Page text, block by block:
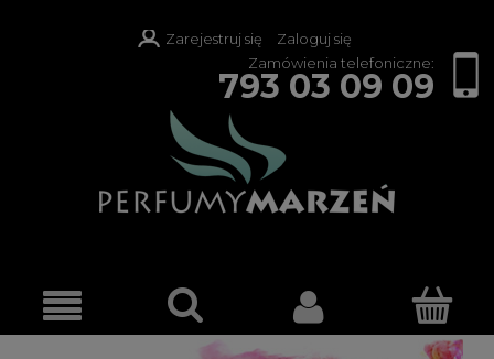
Zarejestruj się
Zaloguj się
Zamówienia telefoniczne:
793 03 09 09